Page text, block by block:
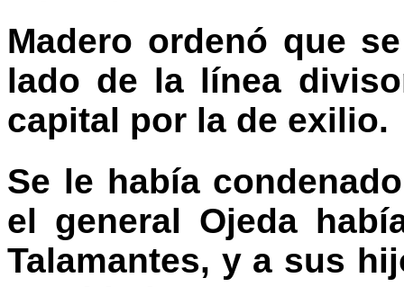
Madero ordenó que
lado de la línea
capital por la de exilio.
Se le había
el general Ojeda
Talamantes, y a sus